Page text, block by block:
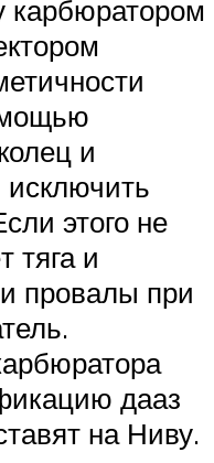
карбюратором
и
исключить
этого не
тяга и
провалы при
дааз
на Ниву.